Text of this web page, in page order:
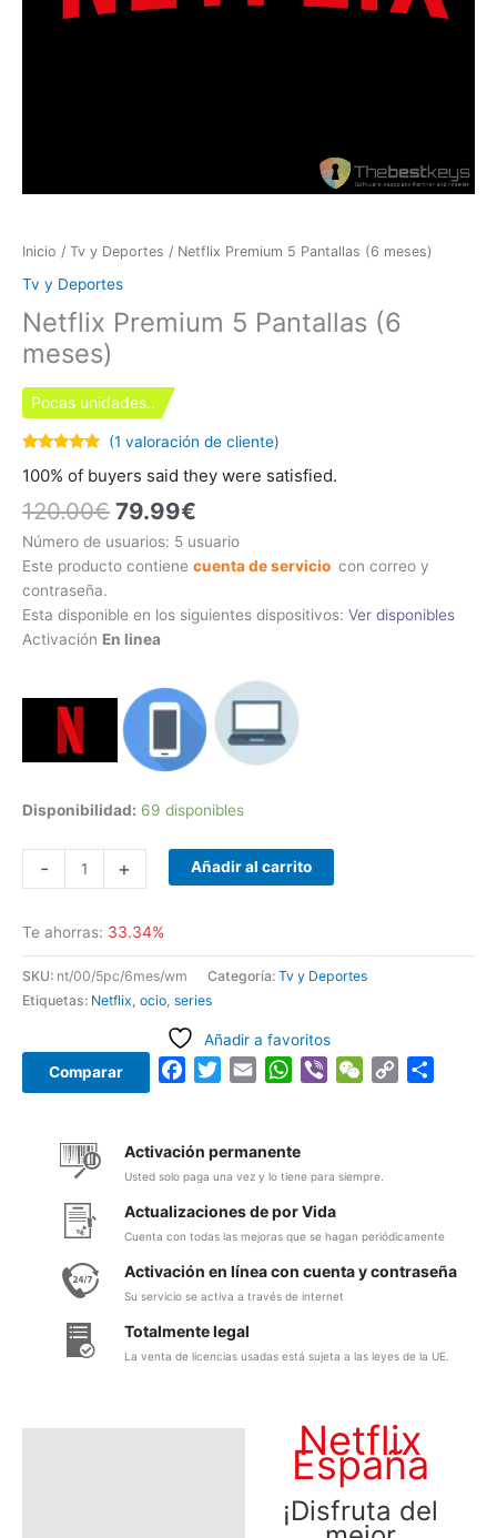
Inicio / Tv y Deportes / Netflix Premium 5 Pantallas (6 meses)
Tv y Deportes
Netflix Premium 5 Pantallas (6
meses)
Pocas unidades..
con5.00de
avaloración
de un
cliente
(1 valoración de cliente)
100% of buyers said they were satisfied.
120.00€ 79.99€
Número de usuarios: 5 usuario
Este producto contiene cuenta de servicio con correo y
contraseña.
Esta disponible en los siguientes dispositivos: Ver disponibles
Activación En linea
Disponibilidad: 69 disponibles
- + Añadir al carrito
Te ahorras: 33.34%
SKU: nt/00/5pc/6mes/wm Categoría: Tv y Deportes
Etiquetas: Netflix ocio series
Añadir a favoritos
Comparar
FacebookTwitterEmail WhatsApp
Viber WeChat
Copy
Activación permanente
Usted solo paga una vez y lo tiene para siempre.
Actualizaciones de por Vida
Cuenta con todas las mejoras que se hagan periódicamente
Activación en línea con cuenta y contraseña
Su servicio se activa a través de internet
Totalmente legal
La venta de licencias usadas está sujeta a las leyes de la UE.
Netflix
España
¡Disfruta del